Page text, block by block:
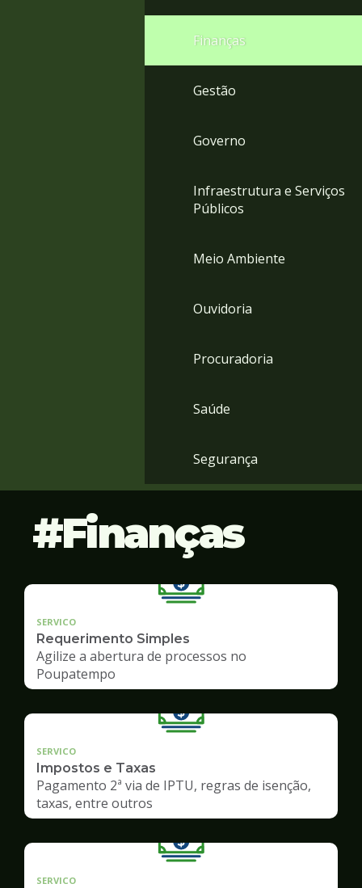
Finanças
Gestão
Governo
Infraestrutura e Serviços
Públicos
Meio Ambiente
Ouvidoria
Procuradoria
Saúde
Segurança
Finanças
SERVICO
Requerimento Simples
Agilize a abertura de processos no
Poupatempo
SERVICO
Impostos e Taxas
Pagamento 2ª via de IPTU, regras de isenção,
taxas, entre outros
SERVICO